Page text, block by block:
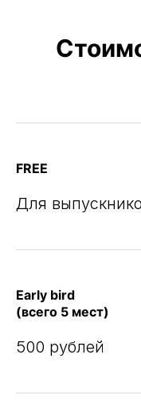
FREE
Для
Early bird
(всего 5 мест)
500 рублей